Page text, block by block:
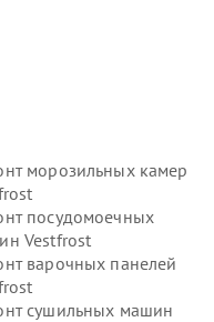
морозильных камер
посудомоечных
Vestfrost
варочных панелей
сушильных машин